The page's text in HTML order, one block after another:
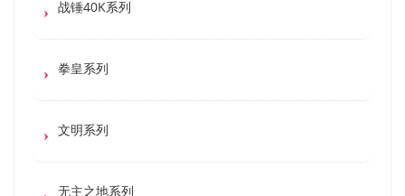
战锤40K系列
拳皇系列
文明系列
无主之地系列